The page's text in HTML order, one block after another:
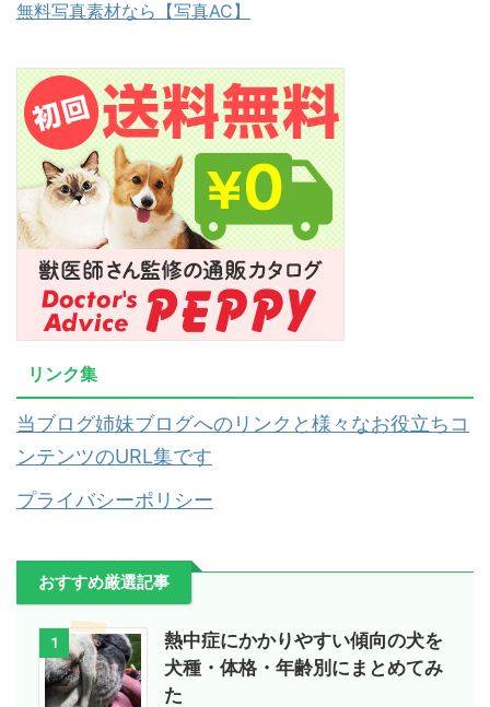
無料写真素材なら【写真AC】
リンク集
当ブログ姉妹ブログへのリンクと様々なお役立ちコ
ンテンツのURL集です
プライバシーポリシー
おすすめ厳選記事
1
熱中症にかかりやすい傾向の犬を
犬種・体格・年齢別にまとめてみ
た